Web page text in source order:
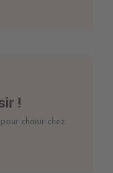
!
choisir chez